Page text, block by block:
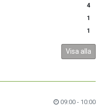
4
1
1
Visa alla
09:00 - 10:00